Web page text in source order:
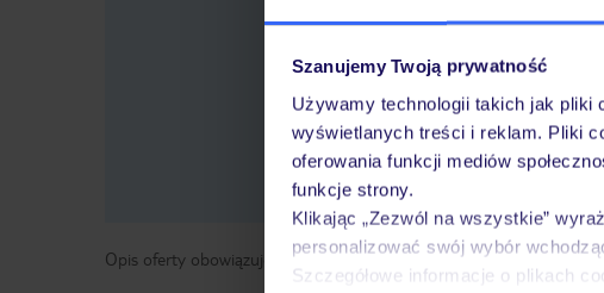
Szanujemy Twoją prywatność
Używamy technologii takich jak pliki
wyświetlanych treści i reklam. Pliki
oferowania funkcji mediów
funkcje strony.
Klikając „Zezwól na wszystkie”
personalizować swój wybór
Szczegółowe informacje o plikach
Wybierz lotnisko
Opis oferty obowiązuje dla wyjazdów w terminie od 1 listopada